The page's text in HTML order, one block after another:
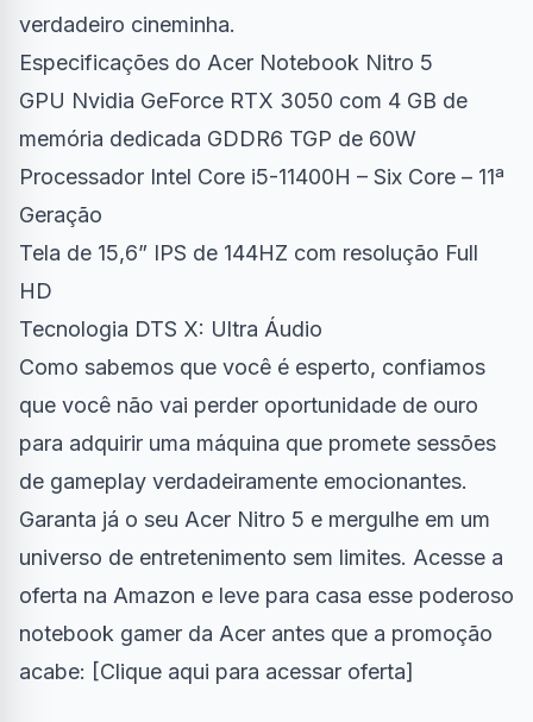
verdadeiro cineminha.
Especificações do Acer Notebook Nitro 5
GPU Nvidia GeForce RTX 3050 com 4 GB de
memória dedicada GDDR6 TGP de 60W
Processador Intel Core i5-11400H – Six Core – 11ª
Geração
Tela de 15,6” IPS de 144HZ com resolução Full
HD
Tecnologia DTS X: Ultra Áudio
Como sabemos que você é esperto, confiamos
que você não vai perder oportunidade de ouro
para adquirir uma máquina que promete sessões
de gameplay verdadeiramente emocionantes.
Garanta já o seu Acer Nitro 5 e mergulhe em um
universo de entretenimento sem limites. Acesse a
oferta na Amazon e leve para casa esse poderoso
notebook gamer da Acer antes que a promoção
acabe: [Clique aqui para acessar oferta]